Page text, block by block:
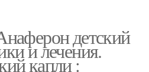
детский
и лечения.
капли :